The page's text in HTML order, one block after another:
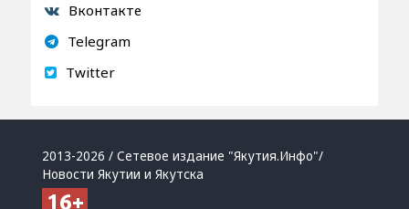
Вконтакте
Telegram
Twitter
2013-2026 / Сетевое издание "Якутия.Инфо"/
Новости Якутии и Якутска